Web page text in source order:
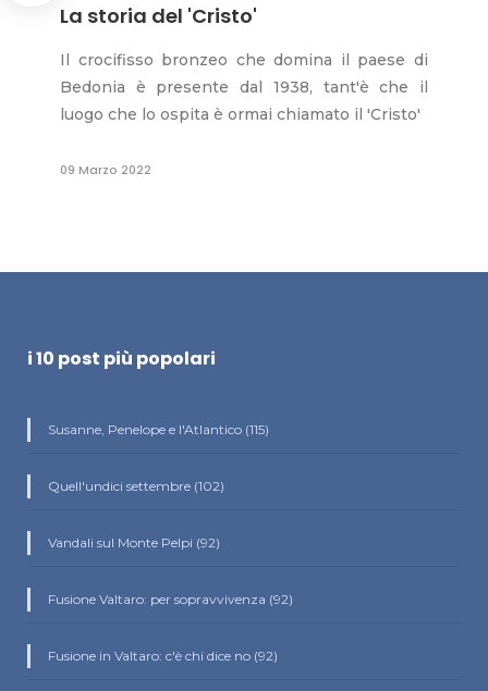
La storia del 'Cristo'
Il crocifisso bronzeo che domina il paese di
Bedonia è presente dal 1938, tant'è che il
luogo che lo ospita è ormai chiamato il 'Cristo'
09 Marzo 2022
i 10 post più popolari
Susanne, Penelope e l'Atlantico (115)
Quell'undici settembre (102)
Vandali sul Monte Pelpi (92)
Fusione Valtaro: per sopravvivenza (92)
Fusione in Valtaro: c'è chi dice no (92)